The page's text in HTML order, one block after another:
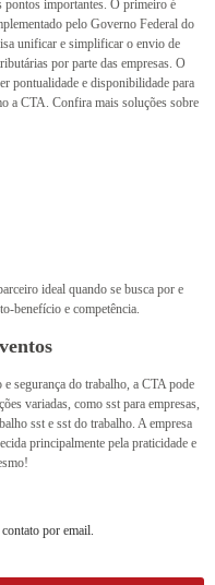
pontos importantes. O primeiro é
pelo Governo Federal do
unificar e simplificar o envio de
por parte das empresas. O
pontualidade e disponibilidade para
a CTA. Confira mais soluções sobre
ideal quando se busca por e
benefício e competência.
segurança do trabalho, a CTA pode
variadas, como sst para empresas,
sst e sst do trabalho. A empresa
principalmente pela praticidade e
contato por email.